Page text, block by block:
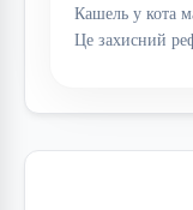
Кашель у кота
Це захисний